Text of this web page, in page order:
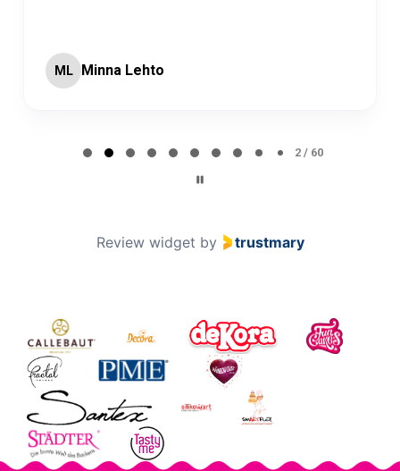
ML Minna Lehto
2 / 60
Review widget by trustmary